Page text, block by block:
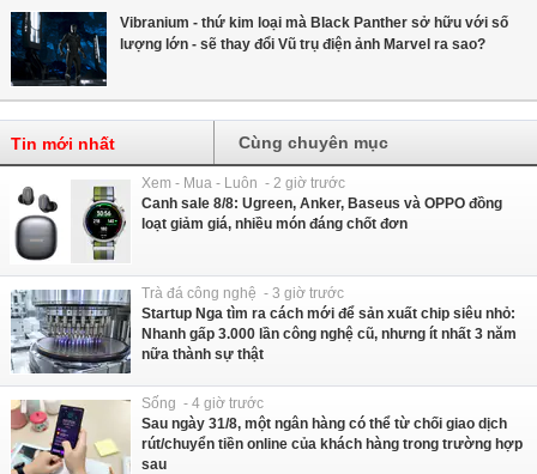
Vibranium - thứ kim loại mà Black Panther sở hữu với số
lượng lớn - sẽ thay đổi Vũ trụ điện ảnh Marvel ra sao?
Tin mới nhất Cùng chuyên mục
Xem - Mua - Luôn - 2 giờ trước
Canh sale 8/8: Ugreen, Anker, Baseus và OPPO đồng
loạt giảm giá, nhiều món đáng chốt đơn
Trà đá công nghệ - 3 giờ trước
Startup Nga tìm ra cách mới để sản xuất chip siêu nhỏ:
Nhanh gấp 3.000 lần công nghệ cũ, nhưng ít nhất 3 năm
nữa thành sự thật
Sống - 4 giờ trước
Sau ngày 31/8, một ngân hàng có thể từ chối giao dịch
rút/chuyển tiền online của khách hàng trong trường hợp
sau